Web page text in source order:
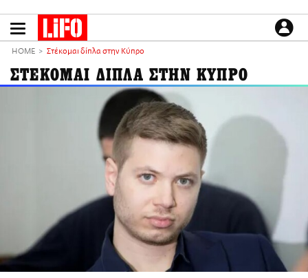
το
LIFO SHOP
NEWSLETTER
ΜΙΚΡΟΠΡΑΓΜΑΤΑ
THE GOOD LIFO
ΕΙΔΗΣΕΙΣ
CULTURE
ΤΡΟΠΟΣ ΖΩΗΣ
HOME Στέκομαι δίπλα στην Κύπρο
ΣΤΕΚΟΜΑΙ ΔΙΠΛΑ ΣΤΗΝ ΚΥΠΡΟ